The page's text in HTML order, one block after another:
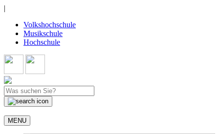
|
Volkshochschule
Musikschule
Hochschule
MENU